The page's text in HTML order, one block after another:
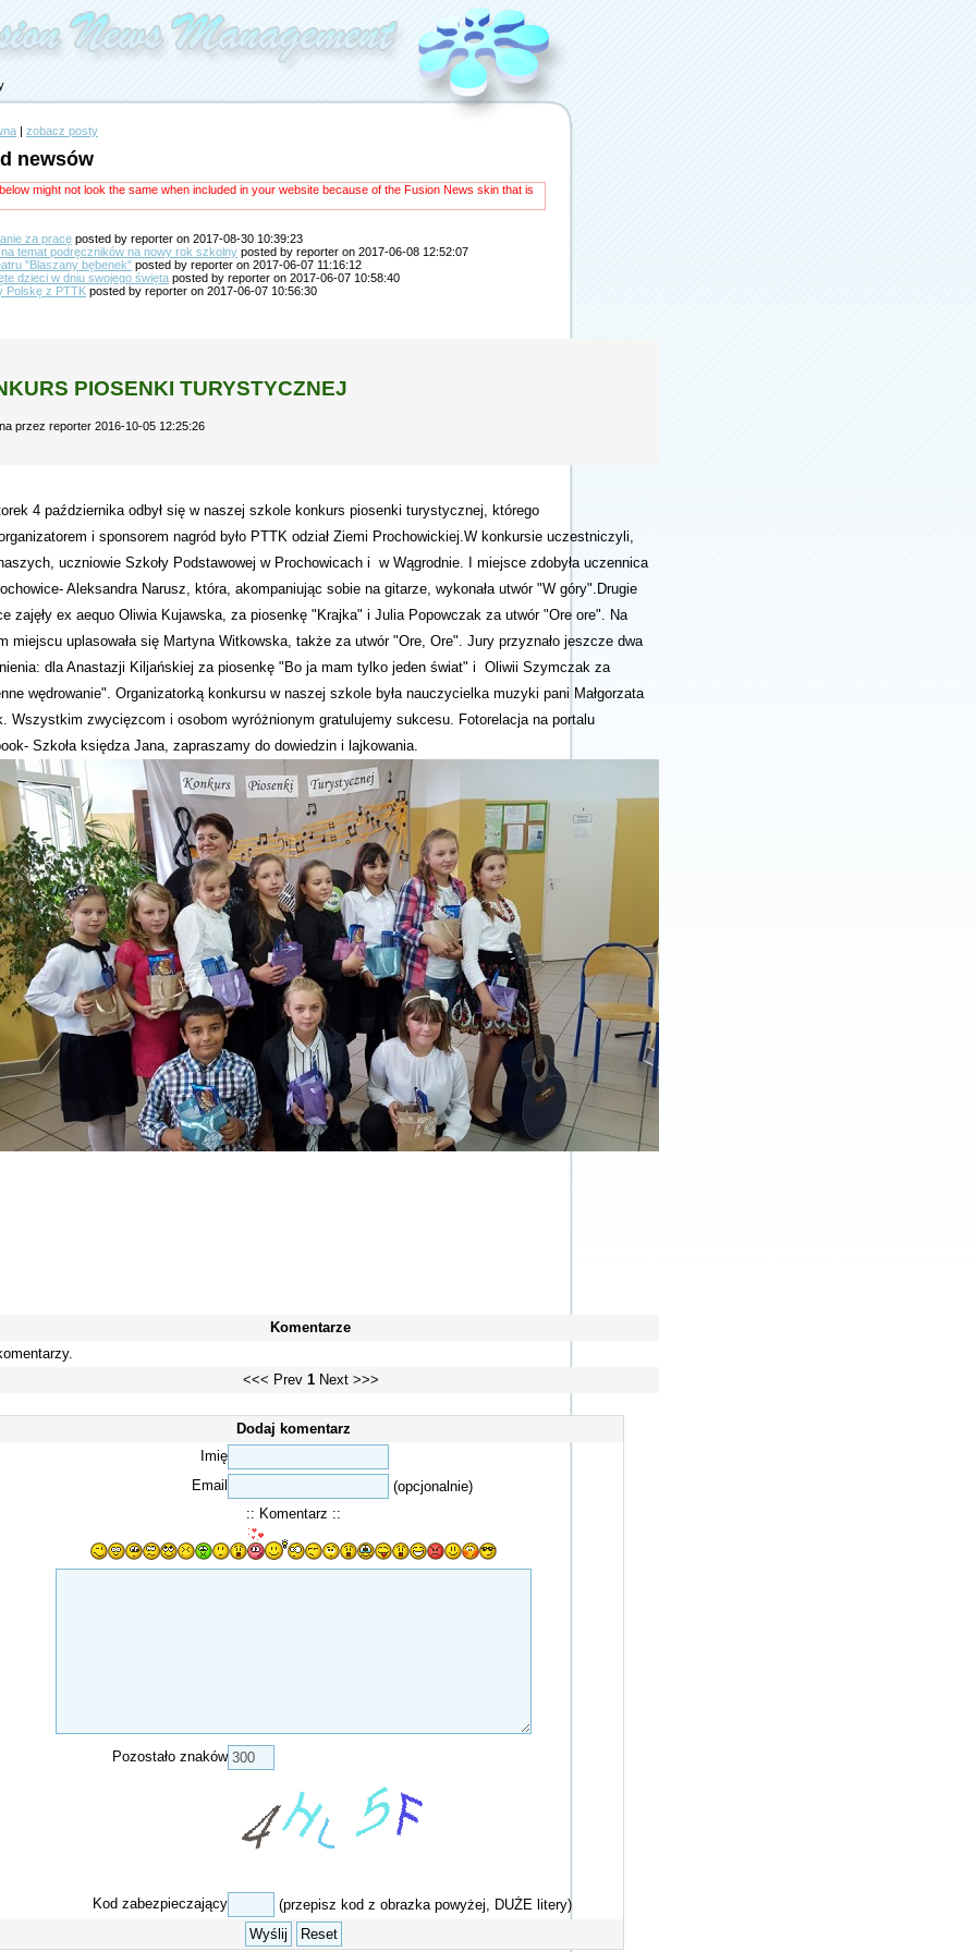
| zobacz posty
newsów
might not look the same when included in your website because of the Fusion News skin that is
za pracę posted by reporter on 2017-08-30 10:39:23
temat podręczników na nowy rok szkolny posted by reporter on 2017-06-08 12:52:07
"Blaszany bębenek" posted by reporter on 2017-06-07 11:16:12
dzieci w dniu swojego święta posted by reporter on 2017-06-07 10:58:40
Polskę z PTTK posted by reporter on 2017-06-07 10:56:30
PIOSENKI TURYSTYCZNEJ
przez reporter 2016-10-05 12:25:26
4 października odbył się w naszej szkole konkurs piosenki turystycznej, którego
i sponsorem nagród było PTTK odział Ziemi Prochowickiej.W konkursie uczestniczyli,
uczniowie Szkoły Podstawowej w Prochowicach i w Wągrodnie. I miejsce zdobyła uczennica
Aleksandra Narusz, która, akompaniując sobie na gitarze, wykonała utwór "W góry".Drugie
zajęły ex aequo Oliwia Kujawska, za piosenkę "Krajka" i Julia Popowczak za utwór "Ore ore". Na
miejscu uplasowała się Martyna Witkowska, także za utwór "Ore, Ore". Jury przyznało jeszcze dwa
dla Anastazji Kiljańskiej za piosenkę "Bo ja mam tylko jeden świat" i Oliwii Szymczak za
wędrowanie". Organizatorką konkursu w naszej szkole była nauczycielka muzyki pani Małgorzata
Wszystkim zwycięzcom i osobom wyróżnionym gratulujemy sukcesu. Fotorelacja na portalu
Szkoła księdza Jana, zapraszamy do dowiedzin i lajkowania.
Komentarze
<<< Prev 1Next >>>
Dodaj komentarz
Imię
Email
(opcjonalnie)
:: Komentarz ::
Pozostało znaków
Kod zabezpieczający (przepisz kod z obrazka powyżej, DUŻE litery)